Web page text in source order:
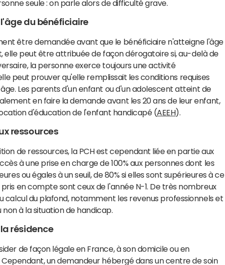
seule : on parle alors de difficulté grave.
du bénéficiaire
être demandée avant que le bénéficiaire n'atteigne l'âge
elle peut être attribuée de façon dérogatoire si, au-delà de
la personne exerce toujours une activité
peut prouver qu'elle remplissait les conditions requises
Les parents d'un enfant ou d'un adolescent atteint de
en faire la demande avant les 20 ans de leur enfant,
d'éducation de l'enfant handicapé (AEEH).
ressources
de ressources, la PCH est cependant liée en partie aux
à une prise en charge de 100% aux personnes dont les
ou égales à un seuil, de 80% si elles sont supérieures à ce
en compte sont ceux de l'année N-1. De très nombreux
calcul du plafond, notamment les revenus professionnels et
non à la situation de handicap.
résidence
de façon légale en France, à son domicile ou en
Cependant, un demandeur hébergé dans un centre de soin